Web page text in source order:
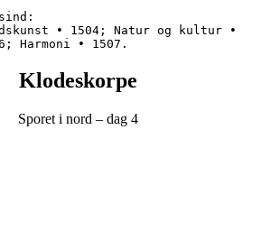
• 1504; Natur og kultur •
Harmoni • 1507.
Klodeskorpe
Sporet i nord – dag 4